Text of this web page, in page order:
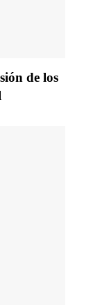
de los